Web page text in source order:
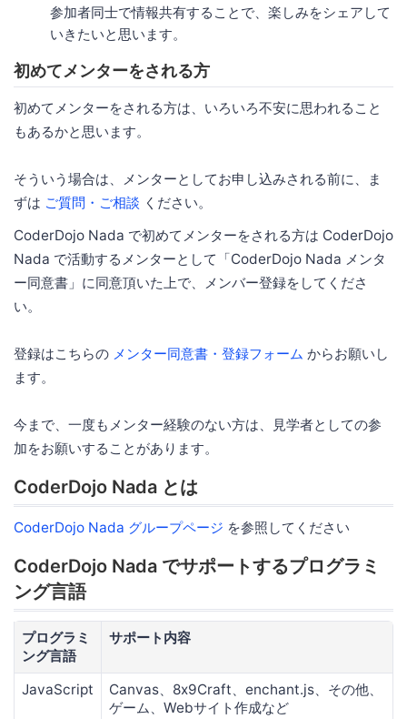
参加者同士で情報共有することで、楽しみをシェアして
いきたいと思います。
初めてメンターをされる方
初めてメンターをされる方は、いろいろ不安に思われること
もあるかと思います。
そういう場合は、メンターとしてお申し込みされる前に、ま
ずは ご質問・ご相談 ください。
CoderDojo Nada で初めてメンターをされる方は CoderDojo
Nada で活動するメンターとして「CoderDojo Nada メンタ
ー同意書」に同意頂いた上で、メンバー登録をしてくださ
い。
登録はこちらの メンター同意書・登録フォーム からお願いし
ます。
今まで、一度もメンター経験のない方は、見学者としての参
加をお願いすることがあります。
CoderDojo Nada とは
CoderDojo Nada グループページ を参照してください
CoderDojo Nada でサポートするプログラミ
ング言語
プログラミ
ング言語
サポート内容
JavaScript
Canvas、8x9Craft、enchant.js、その他、
ゲーム、Webサイト作成など